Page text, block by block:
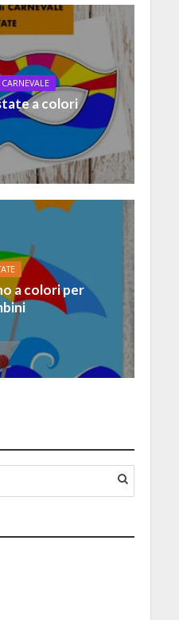
CARNEVALE
a colori
a colori per